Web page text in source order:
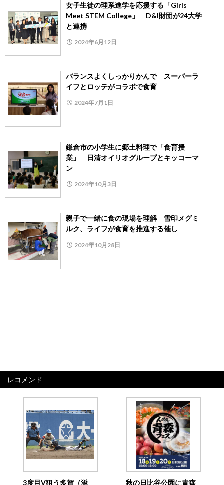
女子生徒の理系進学を応援する「Girls
Meet STEM College」 D&I財団が24大学
と連携
2024年6月12日
バランスよくしっかりかんで スーパーラ
イフとロッテがコラボで食育
2024年7月1日
鎌倉市の小学生に郷土料理で「食育授
業」 日清オイリオグループとキッコーマ
ン
2024年10月3日
親子で一緒に食の現場を理解 雪印メグミ
ルク、ライフが食育を推進する催し
2024年10月28日
レコメンド
3度目V狙う多賀（滋 秋の日比谷公園に青森